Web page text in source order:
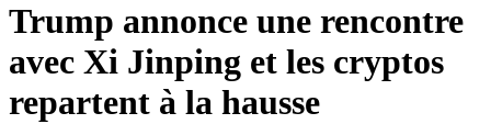
Trump annonce une rencontre
avec Xi Jinping et les cryptos
repartent à la hausse